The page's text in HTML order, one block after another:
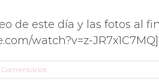
de este día y las fotos al
watch?v=z-JR7x1C7MQ]
Comentarios